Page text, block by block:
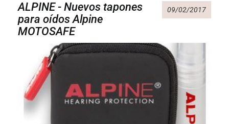
ALPINE - Nuevos tapones
para oídos Alpine
MOTOSAFE
09/02/2017